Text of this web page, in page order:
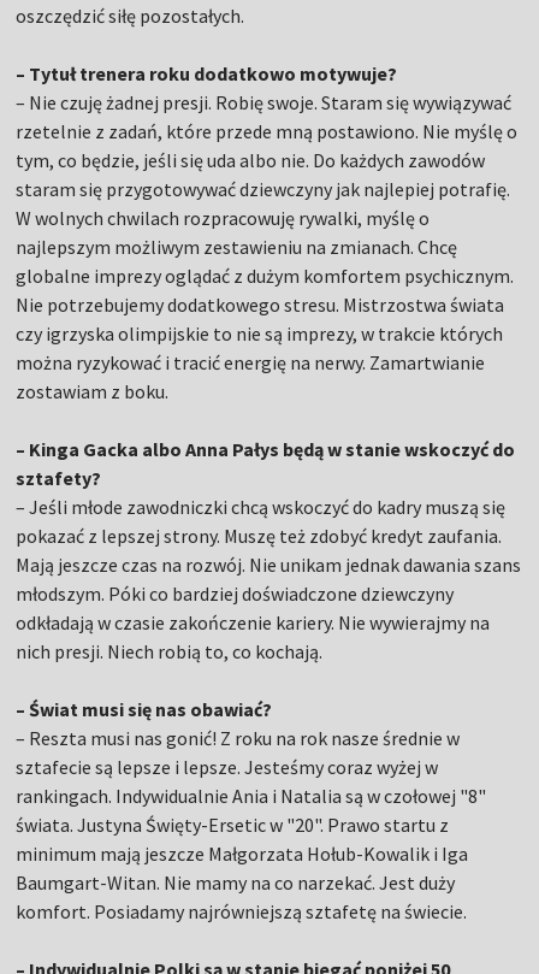
oszczędzić siłę pozostałych.
– Tytuł trenera roku dodatkowo motywuje?
– Nie czuję żadnej presji. Robię swoje. Staram się wywiązywać
rzetelnie z zadań, które przede mną postawiono. Nie myślę o
tym, co będzie, jeśli się uda albo nie. Do każdych zawodów
staram się przygotowywać dziewczyny jak najlepiej potrafię.
W wolnych chwilach rozpracowuję rywalki, myślę o
najlepszym możliwym zestawieniu na zmianach. Chcę
globalne imprezy oglądać z dużym komfortem psychicznym.
Nie potrzebujemy dodatkowego stresu. Mistrzostwa świata
czy igrzyska olimpijskie to nie są imprezy, w trakcie których
można ryzykować i tracić energię na nerwy. Zamartwianie
zostawiam z boku.
– Kinga Gacka albo Anna Pałys będą w stanie wskoczyć do
sztafety?
– Jeśli młode zawodniczki chcą wskoczyć do kadry muszą się
pokazać z lepszej strony. Muszę też zdobyć kredyt zaufania.
Mają jeszcze czas na rozwój. Nie unikam jednak dawania szans
młodszym. Póki co bardziej doświadczone dziewczyny
odkładają w czasie zakończenie kariery. Nie wywierajmy na
nich presji. Niech robią to, co kochają.
– Świat musi się nas obawiać?
– Reszta musi nas gonić! Z roku na rok nasze średnie w
sztafecie są lepsze i lepsze. Jesteśmy coraz wyżej w
rankingach. Indywidualnie Ania i Natalia są w czołowej "8"
świata. Justyna Święty-Ersetic w "20". Prawo startu z
minimum mają jeszcze Małgorzata Hołub-Kowalik i Iga
Baumgart-Witan. Nie mamy na co narzekać. Jest duży
komfort. Posiadamy najrówniejszą sztafetę na świecie.
– Indywidualnie Polki są w stanie biegać poniżej 50